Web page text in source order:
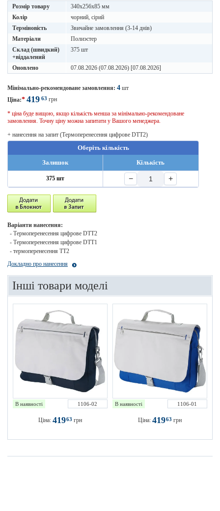
Розмір товару
340x256x85 мм
Колір
чорний, сірий
Терміновість
Звичайне замовлення (3-14 днів)
Матеріали
Полиэстер
Склад (швидкий)
+віддалений
375 шт
Оновлено 07.08.2026 (07.08.2026) [07.08.2026]
Мінімально-рекомендоване замовлення: 4 шт
Ціна:* 419 63 грн
* ціна буде вищою, якщо кількість менша за мінімально-рекомендоване
замовлення. Точну ціну можна запитати у Вашого менеджера.
+ нанесення на запит (Термоперенесення цифрове DTT2)
Оберіть кількість
Залишок
Кількість
375 шт − +
Варіанти нанесення:
- Термоперенесення цифрове DTT2
- Термоперенесення цифрове DTT1
- термоперенесення ТТ2
Докладно про нанесення
Інші товари моделі
В наявності 1106-02
Ціна: 41963 грн
В наявності 1106-01
Ціна: 41963 грн